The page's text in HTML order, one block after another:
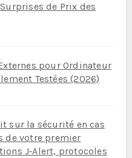
de Prix des
pour Ordinateur
Testées (2026)
sur la sécurité en cas
de votre premier
J‑Alert, protocoles